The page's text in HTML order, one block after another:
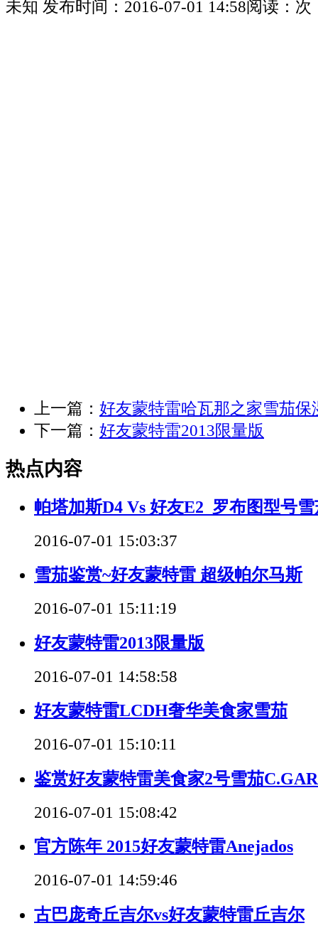
未知 发布时间： 2016-07-01 14:58阅读： 次
上一篇： 好友蒙特雷哈瓦那之家雪茄保
下一篇： 好友蒙特雷2013限量版
热点内容
帕塔加斯D4 Vs 好友E2_罗布图型号
2016-07-01 15:03:37
雪茄鉴赏~好友蒙特雷 超级帕尔马斯
2016-07-01 15:11:19
好友蒙特雷2013限量版
2016-07-01 14:58:58
好友蒙特雷LCDH奢华美食家雪茄
2016-07-01 15:10:11
鉴赏好友蒙特雷美食家2号雪茄
2016-07-01 15:08:42
官方陈年 2015好友蒙特雷Anejados
2016-07-01 14:59:46
古巴庞奇丘吉尔vs好友蒙特雷丘吉尔